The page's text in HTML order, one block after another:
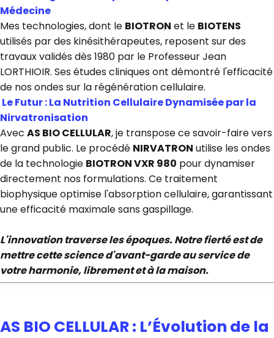
Médecine
Mes technologies, dont le BIOTRON et le BIOTENS
utilisés par des kinésithérapeutes, reposent sur des
travaux validés dès 1980 par le Professeur Jean
LORTHIOIR. Ses études cliniques ont démontré l'efficacité
de nos ondes sur la régénération cellulaire.
Le Futur : La Nutrition Cellulaire Dynamisée par la
Nirvatronisation
Avec AS BIO CELLULAR, je transpose ce savoir-faire vers
le grand public. Le procédé NIRVATRON utilise les ondes
de la technologie BIOTRON VXR 980 pour dynamiser
directement nos formulations. Ce traitement
biophysique optimise l'absorption cellulaire, garantissant
une efficacité maximale sans gaspillage.
L'innovation traverse les époques. Notre fierté est de
mettre cette science d'avant-garde au service de
votre harmonie, librement et à la maison.
AS BIO CELLULAR : L’Évolution de la